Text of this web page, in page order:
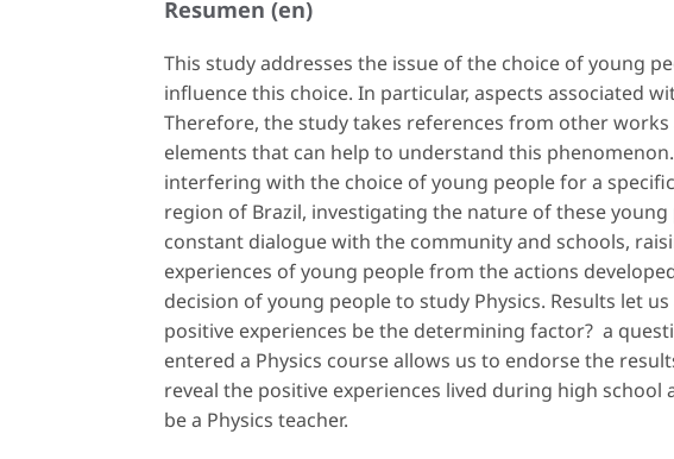
Resumen (en)
This study addresses the issue of the choice of young
influence this choice. In particular, aspects associated
Therefore, the study takes references from other
elements that can help to understand this
interfering with the choice of young people for a
region of Brazil, investigating the nature of these
constant dialogue with the community and schools,
experiences of young people from the actions
decision of young people to study Physics. Results let
positive experiences be the determining factor? a
entered a Physics course allows us to endorse the
reveal the positive experiences lived during high
be a Physics teacher.